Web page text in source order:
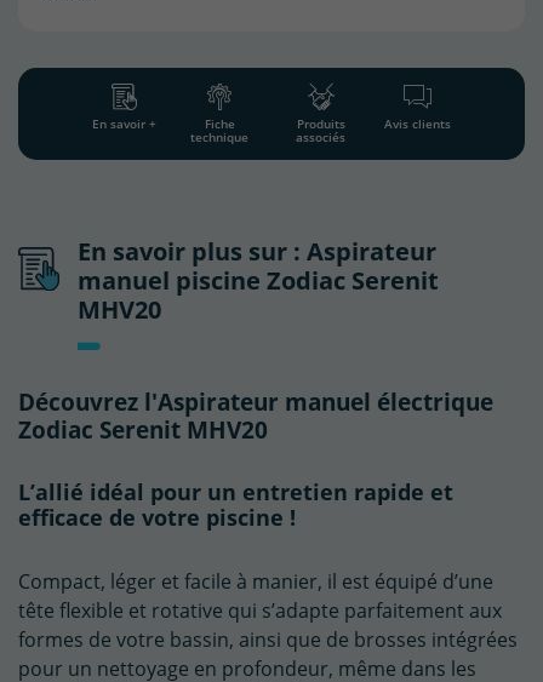
En savoir + Fiche
technique
Produits
associés
Avis clients
En savoir plus sur : Aspirateur
manuel piscine Zodiac Serenit
MHV20
Découvrez l'Aspirateur manuel électrique
Zodiac Serenit MHV20
L’allié idéal pour un entretien rapide et
efficace de votre piscine !
Compact, léger et facile à manier, il est équipé d’une
tête flexible et rotative qui s’adapte parfaitement aux
formes de votre bassin, ainsi que de brosses intégrées
pour un nettoyage en profondeur, même dans les